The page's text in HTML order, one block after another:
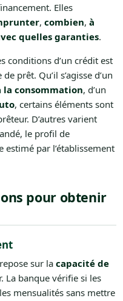
Elles
, combien, à
quelles garanties.
conditions d’un crédit est
prêt. Qu’il s’agisse d’un
la consommation, d’un
, certains éléments sont
D’autres varient
le profil de
estimé par l’établissement
pour obtenir
sur la capacité de
La banque vérifie si les
mensualités sans mettre